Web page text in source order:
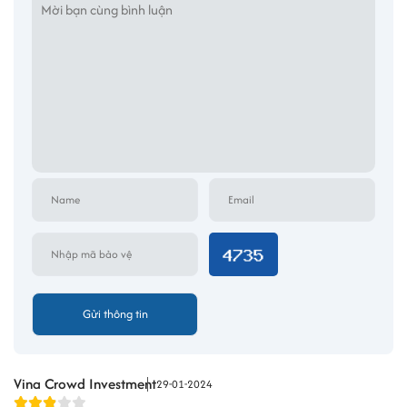
Vina Crowd Investment29-01-2024